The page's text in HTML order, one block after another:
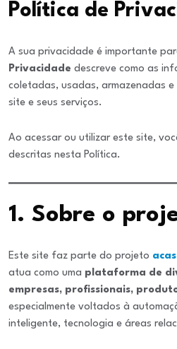
Política de
A sua privacidade é importante
Privacidade descreve como as
coletadas, usadas, armazenadas
site e seus serviços.
Ao acessar ou utilizar este site,
descritas nesta Política.
1. Sobre o
Este site faz parte do projeto
atua como uma plataforma de
empresas, profissionais,
especialmente voltados à
inteligente, tecnologia e áreas